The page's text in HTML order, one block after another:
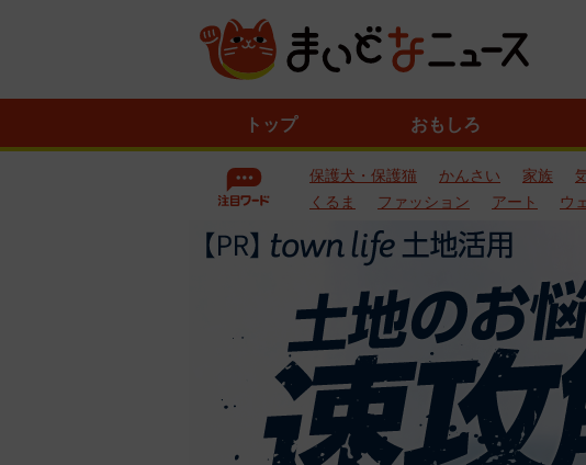
トップ おもしろ
保護犬・保護猫 かんさい 家族
くるま
ファッション アート ウ